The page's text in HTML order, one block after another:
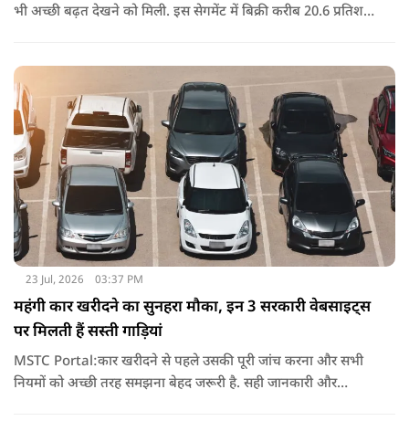
भी अच्छी बढ़त देखने को मिली. इस सेगमेंट में बिक्री करीब 20.6 प्रतिशत
23 Jul, 2026 03:37 PM
महंगी कार खरीदने का सुनहरा मौका, इन 3 सरकारी वेबसाइट्स
पर मिलती हैं सस्ती गाड़ियां
MSTC Portal:कार खरीदने से पहले उसकी पूरी जांच करना और सभी
नियमों को अच्छी तरह समझना बेहद जरूरी है. सही जानकारी और